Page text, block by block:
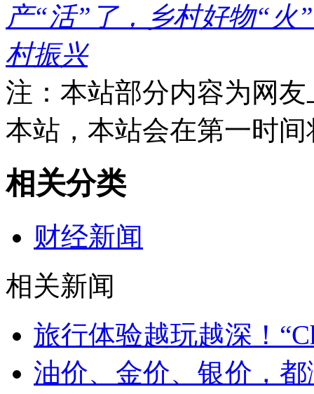
产“活”了，乡村好物“
村振兴
注：本站部分内容为网
本站，本站会在第一时
相关分类
财经新闻
相关新闻
旅行体验越玩越深！
油价、金价、银价，都